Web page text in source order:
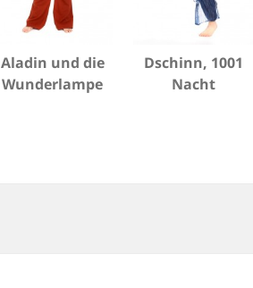
Aladin und die
Wunderlampe
Dschinn, 1001
Nacht